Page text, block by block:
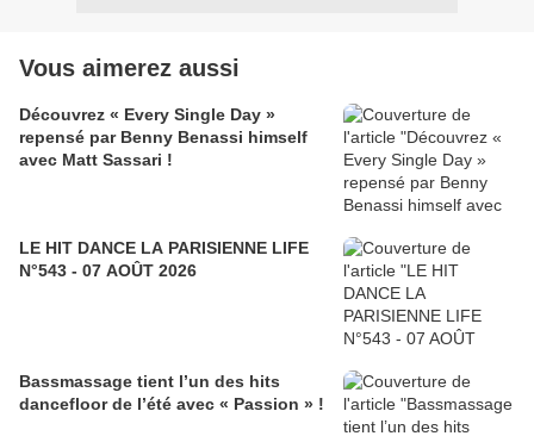
Vous aimerez aussi
Découvrez « Every Single Day »
repensé par Benny Benassi himself
avec Matt Sassari !
LE HIT DANCE LA PARISIENNE LIFE
N°543 - 07 AOÛT 2026
Bassmassage tient l’un des hits
dancefloor de l’été avec « Passion » !